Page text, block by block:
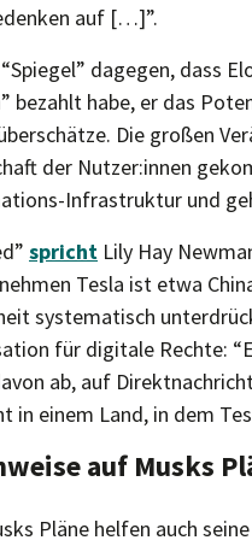
auf […]”.
dagegen, dass
bezahlt habe, er das
Die großen
der Nutzer:innen
Infrastruktur und
spricht Lily Hay
Tesla ist etwa
systematisch
für digitale Rechte:
ab, auf
in einem Land, in dem
auf Musks
Pläne helfen auch